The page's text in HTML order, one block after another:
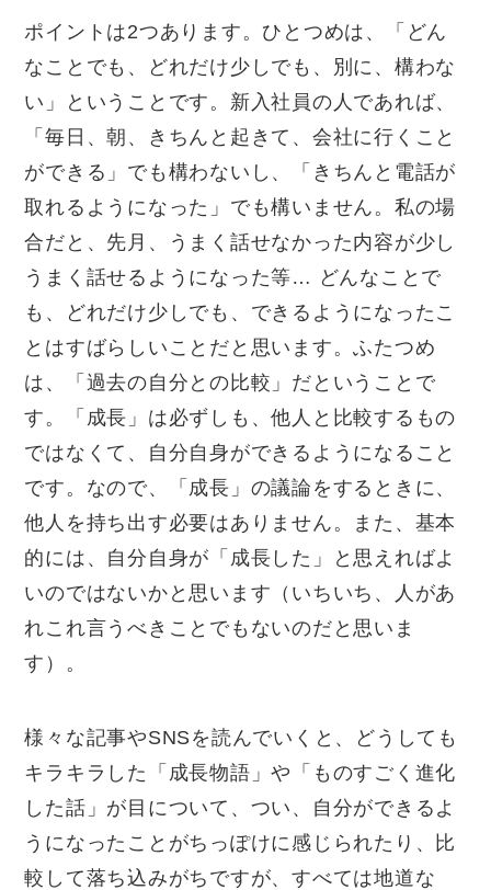
ポイントは2つあります。ひとつめは、「どん
なことでも、どれだけ少しでも、別に、構わな
い」ということです。新入社員の人であれば、
「毎日、朝、きちんと起きて、会社に行くこと
ができる」でも構わないし、「きちんと電話が
取れるようになった」でも構いません。私の場
合だと、先月、うまく話せなかった内容が少し
うまく話せるようになった等… どんなことで
も、どれだけ少しでも、できるようになったこ
とはすばらしいことだと思います。ふたつめ
は、「過去の自分との比較」だということで
す。「成長」は必ずしも、他人と比較するもの
ではなくて、自分自身ができるようになること
です。なので、「成長」の議論をするときに、
他人を持ち出す必要はありません。また、基本
的には、自分自身が「成長した」と思えればよ
いのではないかと思います（いちいち、人があ
れこれ言うべきことでもないのだと思いま
す）。
様々な記事やSNSを読んでいくと、どうしても
キラキラした「成長物語」や「ものすごく進化
した話」が目について、つい、自分ができるよ
うになったことがちっぽけに感じられたり、比
較して落ち込みがちですが、すべては地道な